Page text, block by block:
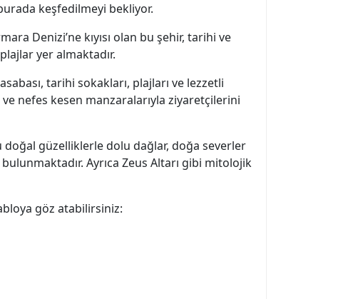
keşfedilmeyi bekliyor.
Denizi’ne kıyısı olan bu şehir, tarihi ve
yer almaktadır.
tarihi sokakları, plajları ve lezzetli
nefes kesen manzaralarıyla ziyaretçilerini
doğal güzelliklerle dolu dağlar, doğa severler
Ayrıca Zeus Altarı gibi mitolojik
göz atabilirsiniz: